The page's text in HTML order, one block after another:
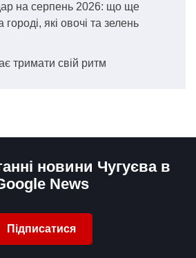
на серпень 2026: що ще
які овочі та зелень
тримати свій ритм
новини Чугуєва в
News
Підписатися